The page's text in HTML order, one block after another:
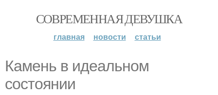
СОВРЕМЕННАЯ ДЕВУШКА
главная новости статьи
Камень в идеальном
состоянии